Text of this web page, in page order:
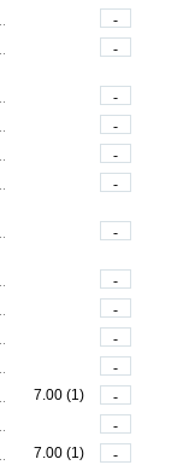
-
-
-
-
-
-
-
-
-
-
-
7.00 (1)
-
-
7.00 (1)
-